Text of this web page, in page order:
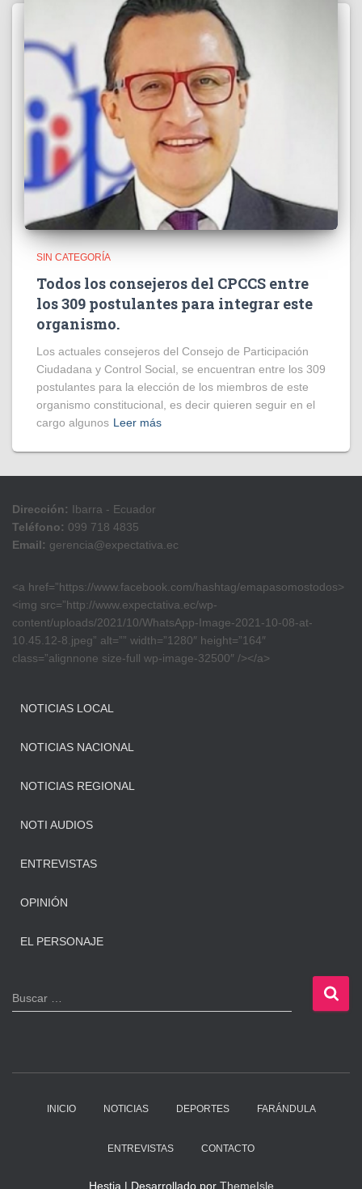
SIN CATEGORÍA
Todos los consejeros del CPCCS entre
los 309 postulantes para integrar este
organismo.
Los actuales consejeros del Consejo de Participación
Ciudadana y Control Social, se encuentran entre los 309
postulantes para la elección de los miembros de este
organismo constitucional, es decir quieren seguir en el
cargo algunos Leer más
Dirección: Ibarra - Ecuador
Teléfono: 099 718 4835
Email: gerencia@expectativa.ec
<a href=”https://www.facebook.com/hashtag/emapasomostodos>
<img src=”http://www.expectativa.ec/wp-
content/uploads/2021/10/WhatsApp-Image-2021-10-08-at-
10.45.12-8.jpeg” alt=”” width=”1280″ height=”164″
class=”alignnone size-full wp-image-32500″ /></a>
NOTICIAS LOCAL
NOTICIAS NACIONAL
NOTICIAS REGIONAL
NOTI AUDIOS
ENTREVISTAS
OPINIÓN
EL PERSONAJE
B
u
Buscar …
INICIO NOTICIAS DEPORTES FARÁNDULA
ENTREVISTAS CONTACTO
Hestia | Desarrollado por ThemeIsle